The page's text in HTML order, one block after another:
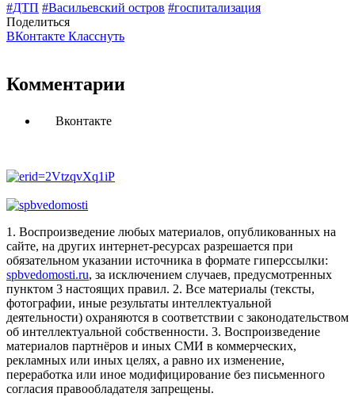
#ДТП #Васильевский остров #госпитализация
Поделиться
ВКонтакте Класснуть
Комментарии
Вконтакте
1. Воспроизведение любых материалов, опубликованных на
сайте, на других интернет-ресурсах разрешается при
обязательном указании источника в формате гиперссылки:
spbvedomosti.ru, за исключением случаев, предусмотренных
пунктом 3 настоящих правил. 2. Все материалы (тексты,
фотографии, иные результаты интеллектуальной
деятельности) охраняются в соответствии с законодательством
об интеллектуальной собственности. 3. Воспроизведение
материалов партнёров и иных СМИ в коммерческих,
рекламных или иных целях, а равно их изменение,
переработка или иное модифицирование без письменного
согласия правообладателя запрещены.